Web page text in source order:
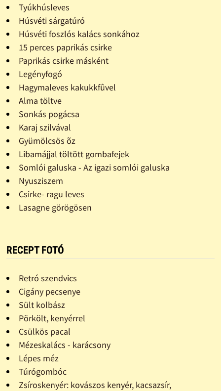
Tyúkhúsleves
Húsvéti sárgatúró
Húsvéti foszlós kalács sonkához
15 perces paprikás csirke
Paprikás csirke másként
Legényfogó
Hagymaleves kakukkfûvel
Alma töltve
Sonkás pogácsa
Karaj szilvával
Gyümölcsös õz
Libamájjal töltött gombafejek
Somlói galuska - Az igazi somlói galuska
Nyusziszem
Csirke- ragu leves
Lasagne görögösen
RECEPT FOTÓ
Retró szendvics
Cigány pecsenye
Sült kolbász
Pörkölt, kenyérrel
Csülkös pacal
Mézeskalács - karácsony
Lépes méz
Túrógombóc
Zsíroskenyér: kovászos kenyér, kacsazsír,